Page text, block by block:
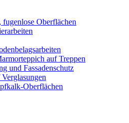
fugenlose Oberflächen
auf Treppen
und Fassadenschutz
Oberflächen